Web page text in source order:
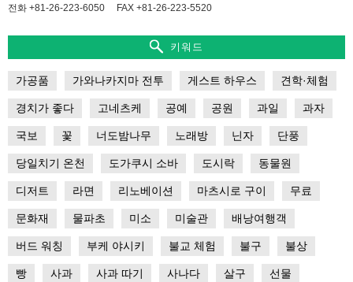
전화 +81-26-223-6050
FAX +81-26-223-5520
키워드
가공품 가와나카지마 전투 게스트 하우스 견학·체험
경치가 좋다 고네츠케 공예 공원 과일 과자
국보 꽃 너도밤나무 노래방 닌자 단풍
당일치기 온천 도가쿠시 소바 도시락 동물원
디저트 라면 리노베이션 마츠시로 구이 무료
문화재 물파초 미소 미술관 배낭여행객
버드 워칭 부케 야시키 불교 체험 불구 불상
빵 사과 사과 따기 사나다 살구 선물